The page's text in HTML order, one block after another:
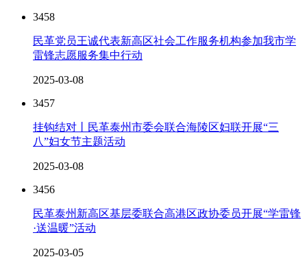
3458
民革党员王诚代表新高区社会工作服务机构参加我市学
雷锋志愿服务集中行动
2025-03-08
3457
挂钩结对丨民革泰州市委会联合海陵区妇联开展“三
八”妇女节主题活动
2025-03-08
3456
民革泰州新高区基层委联合高港区政协委员开展“学雷锋
·送温暖”活动
2025-03-05